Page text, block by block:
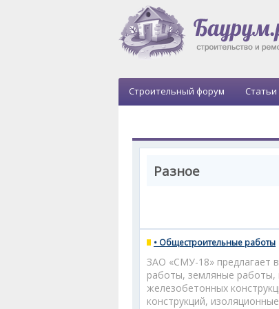
Строительный форум Статьи
Разное
• Общестроительные работы
ЗАО «СМУ-18» предлагает
работы, земляные
железобетонных
конструкций,